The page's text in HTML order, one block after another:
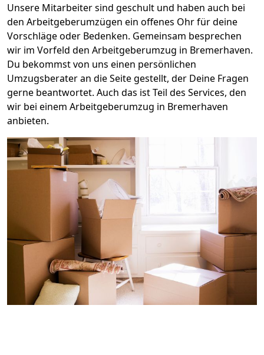
Unsere Mitarbeiter sind geschult und haben auch bei
den Arbeitgeberumzügen ein offenes Ohr für deine
Vorschläge oder Bedenken. Gemeinsam besprechen
wir im Vorfeld den Arbeitgeberumzug in Bremer­haven.
Du bekommst von uns einen persönlichen
Umzugsberater an die Seite gestellt, der Deine Fragen
gerne beantwortet. Auch das ist Teil des Services, den
wir bei einem Arbeitgeberumzug in Bremer­haven
anbieten.